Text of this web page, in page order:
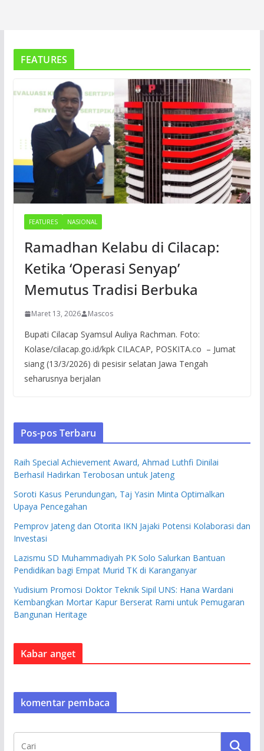
FEATURES
FEATURES NASIONAL
Ramadhan Kelabu di Cilacap:
Ketika ‘Operasi Senyap’
Memutus Tradisi Berbuka
Maret 13, 2026 Mascos
Bupati Cilacap Syamsul Auliya Rachman. Foto:
Kolase/cilacap.go.id/kpk CILACAP, POSKITA.co – Jumat
siang (13/3/2026) di pesisir selatan Jawa Tengah
seharusnya berjalan
Pos-pos Terbaru
Raih Special Achievement Award, Ahmad Luthfi Dinilai
Berhasil Hadirkan Terobosan untuk Jateng
Soroti Kasus Perundungan, Taj Yasin Minta Optimalkan
Upaya Pencegahan
Pemprov Jateng dan Otorita IKN Jajaki Potensi Kolaborasi dan
Investasi
Lazismu SD Muhammadiyah PK Solo Salurkan Bantuan
Pendidikan bagi Empat Murid TK di Karanganyar
Yudisium Promosi Doktor Teknik Sipil UNS: Hana Wardani
Kembangkan Mortar Kapur Berserat Rami untuk Pemugaran
Bangunan Heritage
Kabar anget
komentar pembaca